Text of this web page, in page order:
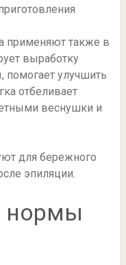
применяют также в
выработку
помогает улучшить
отбеливает
веснушки и
для бережного
эпиляции.
нормы